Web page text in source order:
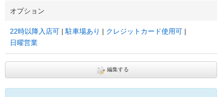
オプション
22時以降入店可 駐車場あり
クレジットカード使用可
日曜営業
編集する